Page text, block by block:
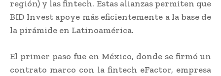
región) y las fintech. Estas alianzas permiten que
BID Invest apoye más eficientemente a la base de
la pirámide en Latinoamérica.
El primer paso fue en México, donde se firmó un
contrato marco con la fintech eFactor, empresa